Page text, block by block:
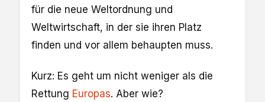
für die neue Weltordnung und
Weltwirtschaft, in der sie ihren Platz
finden und vor allem behaupten muss.
Kurz: Es geht um nicht weniger als die
Rettung Europas. Aber wie?